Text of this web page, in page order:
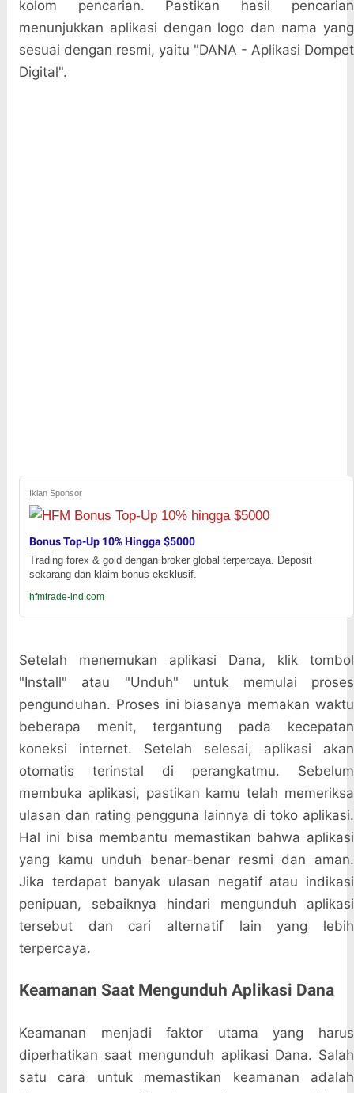
kolom pencarian. Pastikan hasil pencarian
menunjukkan aplikasi dengan logo dan nama yang
sesuai dengan resmi, yaitu "DANA - Aplikasi Dompet
Digital".
Iklan Sponsor
Bonus Top-Up 10% Hingga $5000
Trading forex & gold dengan broker global terpercaya. Deposit
sekarang dan klaim bonus eksklusif.
hfmtrade-ind.com
Setelah menemukan aplikasi Dana, klik tombol
"Install" atau "Unduh" untuk memulai proses
pengunduhan. Proses ini biasanya memakan waktu
beberapa menit, tergantung pada kecepatan
koneksi internet. Setelah selesai, aplikasi akan
otomatis terinstal di perangkatmu. Sebelum
membuka aplikasi, pastikan kamu telah memeriksa
ulasan dan rating pengguna lainnya di toko aplikasi.
Hal ini bisa membantu memastikan bahwa aplikasi
yang kamu unduh benar-benar resmi dan aman.
Jika terdapat banyak ulasan negatif atau indikasi
penipuan, sebaiknya hindari mengunduh aplikasi
tersebut dan cari alternatif lain yang lebih
terpercaya.
Keamanan Saat Mengunduh Aplikasi Dana
Keamanan menjadi faktor utama yang harus
diperhatikan saat mengunduh aplikasi Dana. Salah
satu cara untuk memastikan keamanan adalah